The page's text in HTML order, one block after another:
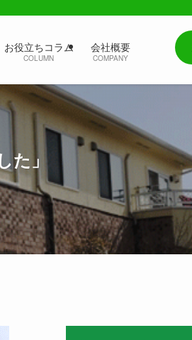
お役立ちコラム
COLUMN
会社概要
COMPANY
た」